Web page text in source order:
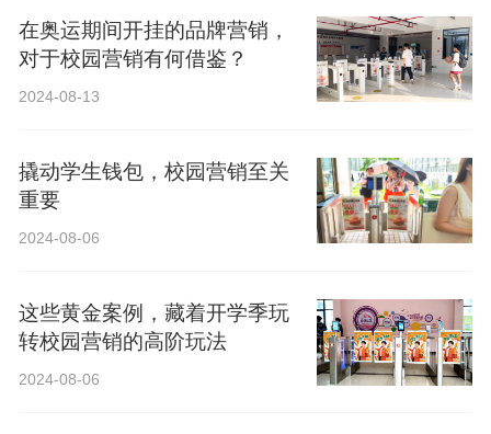
在奥运期间开挂的品牌营销，
对于校园营销有何借鉴？
2024-08-13
撬动学生钱包，校园营销至关
重要
2024-08-06
这些黄金案例，藏着开学季玩
转校园营销的高阶玩法
2024-08-06